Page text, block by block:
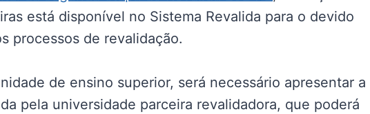
está disponível no Sistema Revalida para o devido
processos de revalidação.
de ensino superior, será necessário apresentar a
pela universidade parceira revalidadora, que poderá